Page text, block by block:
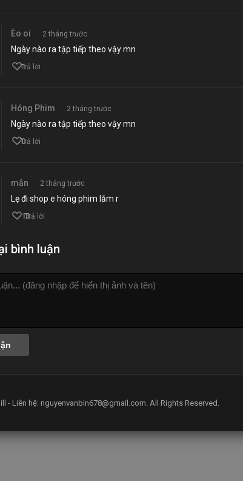
Èo oi 2 tháng trước
Ngày nào ra tập tiếp theo vậy mn
1
Trả lời
Hóng Phim 2 tháng trước
Ngày nào ra tập tiếp theo vậy mn
0
Trả lời
mẫn 2 tháng trước
Lẹ đi shop e hóng phim lắm r
13Trả lời
bình luận
- Liên hệ: nguyenvanbin678@gmail.com. All Rights Reserved.